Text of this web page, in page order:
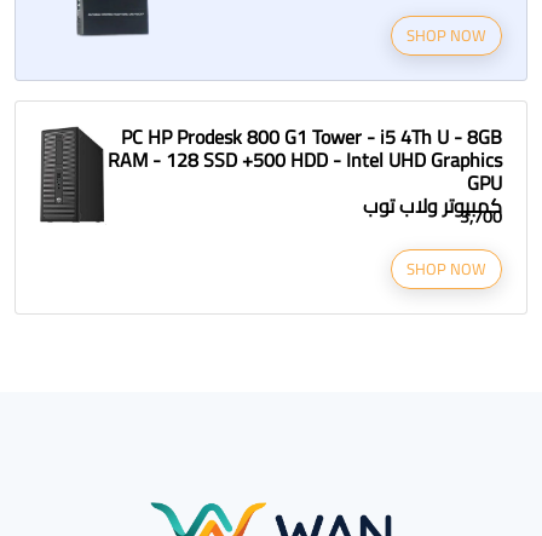
SHOP NOW
PC HP Prodesk 800 G1 Tower - i5 4Th U - 8GB
RAM - 128 SSD +500 HDD - Intel UHD Graphics
GPU
كمبيوتر ولاب توب
3,700
SHOP NOW